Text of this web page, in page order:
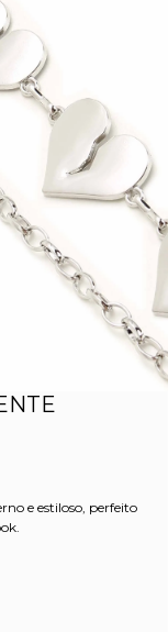
e estiloso, perfeito